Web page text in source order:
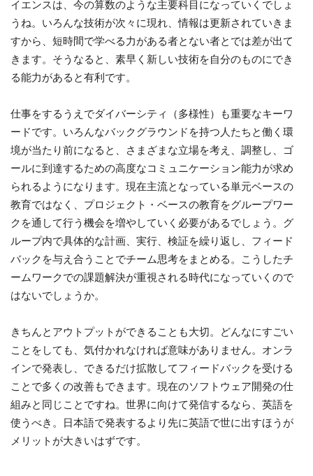
イエンスは、今の算数のような主要科目になっていくでしょ
うね。いろんな技術が次々に現れ、情報は更新されていきま
すから、短時間で学べる力がある者とない者とでは差が出て
きます。そうなると、素早く新しい技術を自分のものにでき
る能力があると有利です。
仕事をするうえでダイバーシティ（多様性）も重要なキーワ
ードです。いろんなバックグラウンドを持つ人たちと働く環
境が当たり前になると、さまざまな立場を考え、調整し、ゴ
ールに到達するための高度なコミュニケーション能力が求め
られるようになります。現在主流となっている単元ベースの
教育ではなく、プロジェクト・ベースの教育をグループワー
クを通して行う機会を増やしていく必要があるでしょう。グ
ループ内で具体的な計画、実行、検証を繰り返し、フィード
バックを与え合うことでチーム思考をまとめる。こうしたチ
ームワークでの課題解決が重視される時代になっていくので
はないでしょうか。
きちんとアウトプットができることも大切。どんなにすごい
ことをしても、気付かれなければ意味がありません。オンラ
インで発表し、できるだけ拡散してフィードバックを受ける
ことで多くの改善もできます。現在のソフトウェア開発の仕
組みと同じことですね。世界に向けて発信するなら、英語を
使うべき。日本語で発表するより先に英語で世に出すほうが
メリットが大きいはずです。